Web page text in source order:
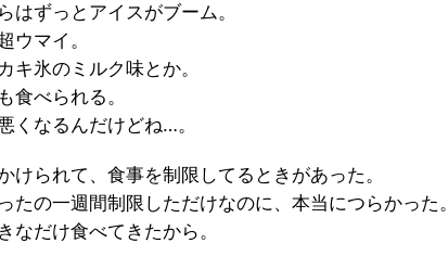
はずっとアイスがブーム。
ウマイ。
キ氷のミルク味とか。
食べられる。
くなるんだけどね…。
けられて、食事を制限してるときがあった。
たの一週間制限しただけなのに、本当につらかった。
なだけ食べてきたから。